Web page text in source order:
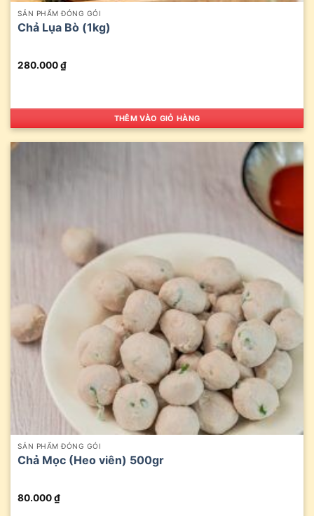
SẢN PHẨM ĐÓNG GÓI
Chả Lụa Bò (1kg)
280.000₫
THÊM VÀO GIỎ HÀNG
SẢN PHẨM ĐÓNG GÓI
Chả Mọc (Heo viên) 500gr
80.000₫